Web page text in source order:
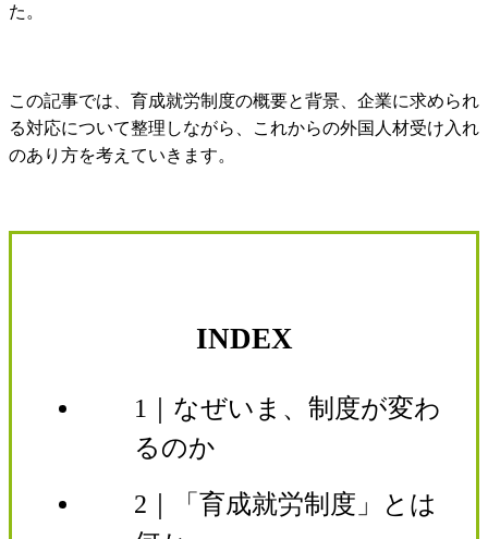
た。
この記事では、育成就労制度の概要と背景、企業に求められ
る対応について整理しながら、これからの外国人材受け入れ
のあり方を考えていきます。
INDEX
1｜なぜいま、制度が変わ
るのか
2｜「育成就労制度」とは